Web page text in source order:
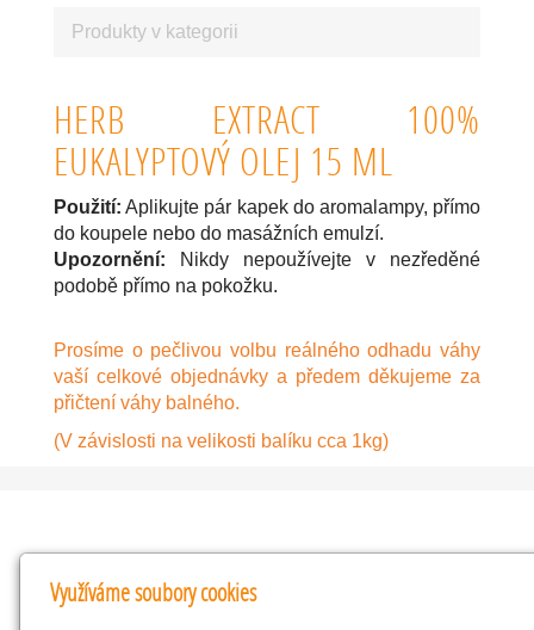
Produkty v kategorii
HERB EXTRACT 100%
EUKALYPTOVÝ OLEJ 15 ML
Použití: Aplikujte pár kapek do aromalampy, přímo
do koupele nebo do masážních emulzí.
Upozornění: Nikdy nepoužívejte v nezředěné
podobě přímo na pokožku.
Prosíme o pečlivou volbu reálného odhadu váhy
vaší celkové objednávky a předem děkujeme za
přičtení váhy balného.
(V závislosti na velikosti balíku cca 1kg)
Kontakty
Využíváme soubory cookies